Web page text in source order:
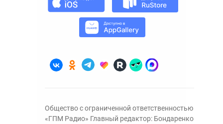
Общество с ограниченной ответственностью
«ГПМ Радио» Главный редактор: Бондаренко